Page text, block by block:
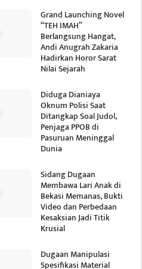
Grand Launching Novel
“TEH IMAH”
Berlangsung Hangat,
Andi Anugrah Zakaria
Hadirkan Horor Sarat
Nilai Sejarah
Diduga Dianiaya
Oknum Polisi Saat
Ditangkap Soal Judol,
Penjaga PPOB di
Pasuruan Meninggal
Dunia
Sidang Dugaan
Membawa Lari Anak di
Bekasi Memanas, Bukti
Video dan Perbedaan
Kesaksian Jadi Titik
Krusial
Dugaan Manipulasi
Spesifikasi Material